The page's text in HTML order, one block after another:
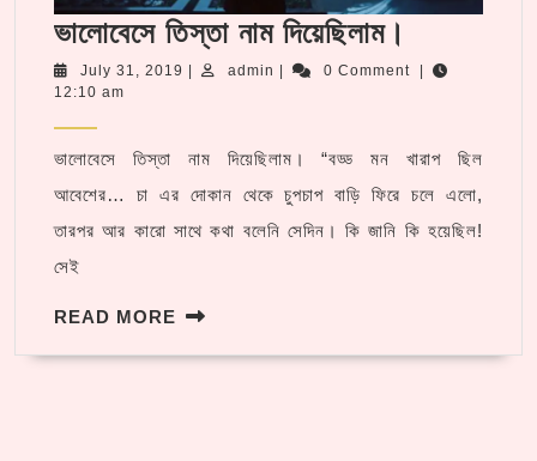
ভালোবেসে তিস্তা নাম দিয়েছিলাম।
তিস্তা
July 31, 2019 July
| admin admin
| 0 Comment
|
12:10 am
ভালোবেসে তিস্তা নাম দিয়েছিলাম। “বড্ড মন খারাপ ছিল
আবেশের… চা এর দোকান থেকে চুপচাপ বাড়ি ফিরে চলে এলো,
তারপর আর কারো সাথে কথা বলেনি সেদিন। কি জানি কি হয়েছিল!
সেই
READ MORE READ